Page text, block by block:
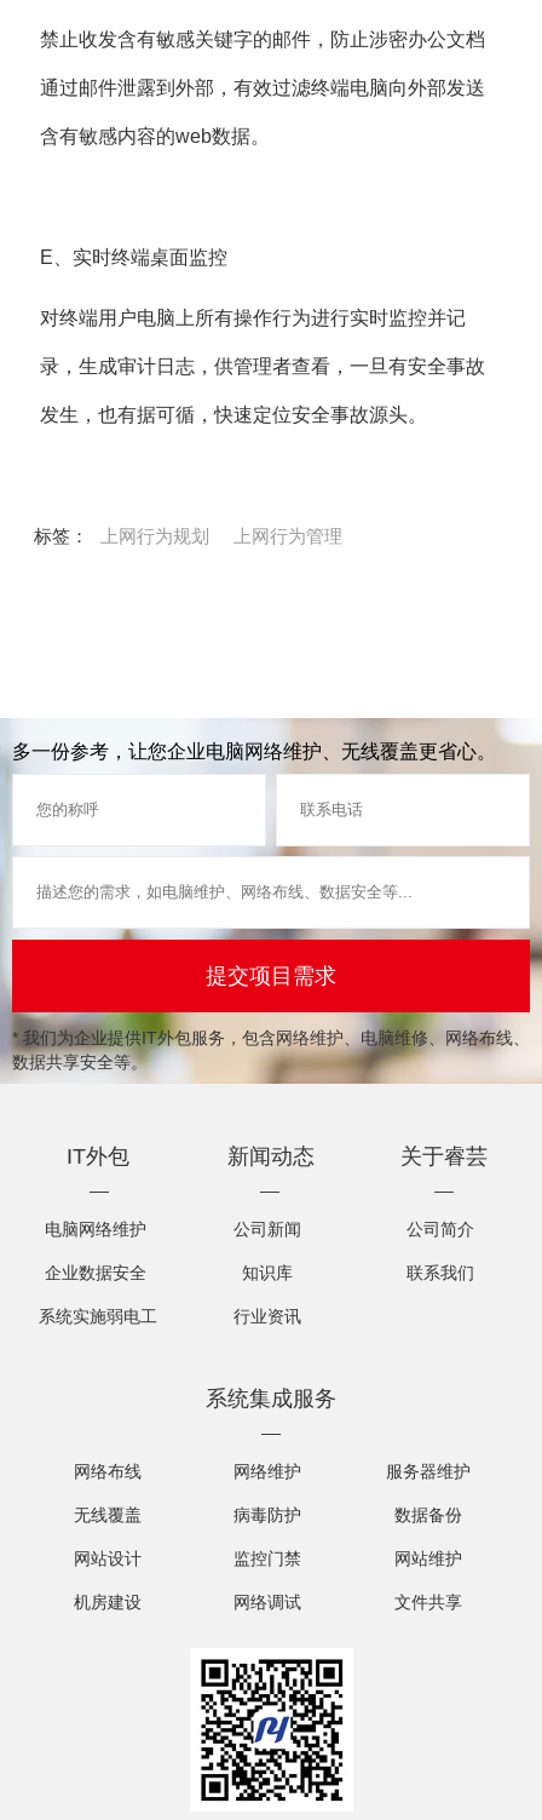
禁止收发含有敏感关键字的邮件，防止涉密办公文档
通过邮件泄露到外部，有效过滤终端电脑向外部发送
含有敏感内容的web数据。
E、实时终端桌面监控
对终端用户电脑上所有操作行为进行实时监控并记
录，生成审计日志，供管理者查看，一旦有安全事故
发生，也有据可循，快速定位安全事故源头。
标签： 上网行为规划 上网行为管理
多一份参考，让您企业电脑网络维护、无线覆盖更省心。
* 我们为企业提供IT外包服务，包含网络维护、电脑维修、网络布线、
数据共享安全等。
IT外包
电脑网络维护
企业数据安全
系统实施弱电工
新闻动态
公司新闻
知识库
行业资讯
关于睿芸
公司简介
联系我们
系统集成服务
网络布线 网络维护 服务器维护
无线覆盖 病毒防护 数据备份
网站设计 监控门禁 网站维护
机房建设 网络调试 文件共享